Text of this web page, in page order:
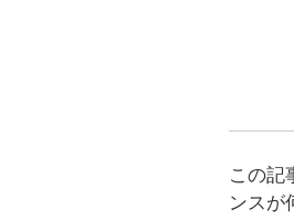
この記
ンスが